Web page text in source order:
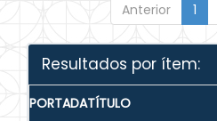
Anterior 1
Resultados por ítem:
PORTADATÍTULO